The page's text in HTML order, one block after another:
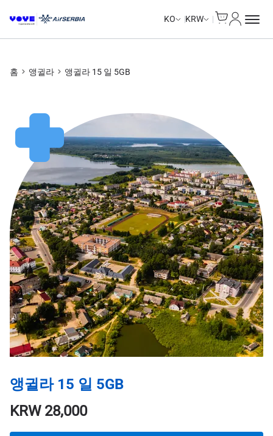
KO KRW
홈 앵귈라 앵귈라 15 일 5GB
앵귈라 15 일 5GB
KRW28,000